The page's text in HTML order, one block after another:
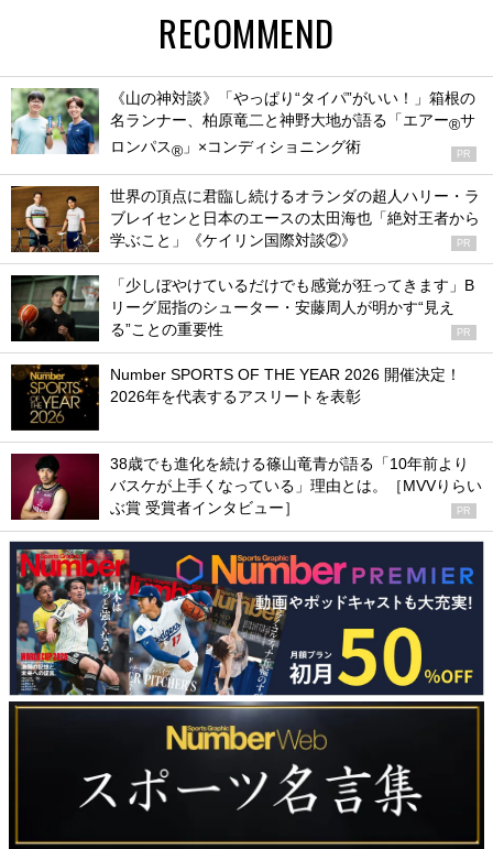
RECOMMEND
《山の神対談》「やっぱり“タイパ”がいい！」箱根の
名ランナー、柏原竜二と神野大地が語る「エアー®サ
ロンパス® 」×コンディショニング術 PR
世界の頂点に君臨し続けるオランダの超人ハリー・ラ
ブレイセンと日本のエースの太田海也「絶対王者から
学ぶこと」《ケイリン国際対談②》
PR
「少しぼやけているだけでも感覚が狂ってきます」B
リーグ屈指のシューター・安藤周人が明かす“見え
る”ことの重要性
PR
Number SPORTS OF THE YEAR 2026 開催決定！
2026年を代表するアスリートを表彰
38歳でも進化を続ける篠山竜青が語る「10年前より
バスケが上手くなっている」理由とは。［MVVりらい
ぶ賞 受賞者インタビュー］
PR